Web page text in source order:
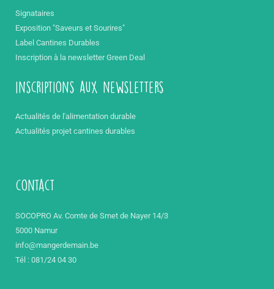
Signataires
Exposition "Saveurs et Sourires"
Label Cantines Durables
Inscription à la newsletter Green Deal
inscriptions aux newsletters
Actualités de l'alimentation durable
Actualités projet cantines durables
contact
SOCOPRO Av. Comte de Smet de Nayer 14/3
5000 Namur
info@mangerdemain.be
Tél : 081/24 04 30